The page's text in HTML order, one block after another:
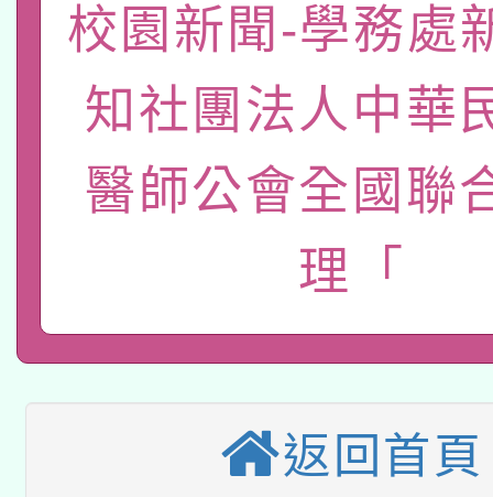
「數位內容與教學軟體
pilot」
有關大陸委員會函釋公
薪期間赴陸應申請許可
轉知經濟部水利署委託
業技術研究院辦理「
用水績優單位及節水達
115年8月22日(星期六
桃園市孔廟祈福系列
2026年桃園地景藝術
本校115學年度第2次
招甄選結果公告(無人
適應運動共學行動站研
本館辦理115年度閱讀
暨閱讀推動專業研習
科技賦能─人工智慧
校園新聞-學務處
知社團法人中華
醫師公會全國聯
理「
返回首頁